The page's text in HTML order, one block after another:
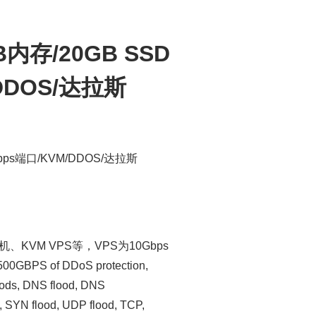
存/20GB SSD
达拉斯
端口/KVM/DDOS/达拉斯
、KVM VPS等，VPS为10Gbps
of DDoS protection,
DNS flood, DNS
flood, UDP flood, TCP,